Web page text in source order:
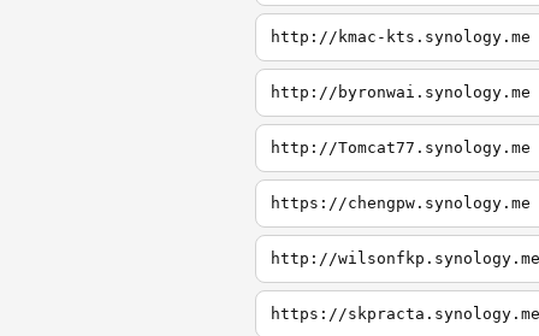
http://kmac-kts.synology.me
http://byronwai.synology.me
http://Tomcat77.synology.me
https://chengpw.synology.me
http://wilsonfkp.synology.me
https://skpracta.synology.me